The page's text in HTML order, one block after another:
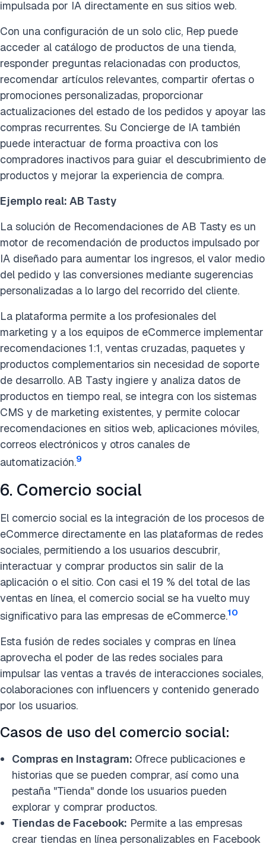
impulsada por IA directamente en sus sitios web.
Con una configuración de un solo clic, Rep puede
acceder al catálogo de productos de una tienda,
responder preguntas relacionadas con productos,
recomendar artículos relevantes, compartir ofertas o
promociones personalizadas, proporcionar
actualizaciones del estado de los pedidos y apoyar las
compras recurrentes. Su Concierge de IA también
puede interactuar de forma proactiva con los
compradores inactivos para guiar el descubrimiento de
productos y mejorar la experiencia de compra.
Ejemplo real: AB Tasty
La solución de Recomendaciones de AB Tasty es un
motor de recomendación de productos impulsado por
IA diseñado para aumentar los ingresos, el valor medio
del pedido y las conversiones mediante sugerencias
personalizadas a lo largo del recorrido del cliente.
La plataforma permite a los profesionales del
marketing y a los equipos de eCommerce implementar
recomendaciones 1:1, ventas cruzadas, paquetes y
productos complementarios sin necesidad de soporte
de desarrollo. AB Tasty ingiere y analiza datos de
productos en tiempo real, se integra con los sistemas
CMS y de marketing existentes, y permite colocar
recomendaciones en sitios web, aplicaciones móviles,
correos electrónicos y otros canales de
automatización.9
6. Comercio social
El comercio social es la integración de los procesos de
eCommerce directamente en las plataformas de redes
sociales, permitiendo a los usuarios descubrir,
interactuar y comprar productos sin salir de la
aplicación o el sitio. Con casi el 19 % del total de las
ventas en línea, el comercio social se ha vuelto muy
significativo para las empresas de eCommerce.10
Esta fusión de redes sociales y compras en línea
aprovecha el poder de las redes sociales para
impulsar las ventas a través de interacciones sociales,
colaboraciones con influencers y contenido generado
por los usuarios.
Casos de uso del comercio social:
Compras en Instagram: Ofrece publicaciones e
historias que se pueden comprar, así como una
pestaña "Tienda" donde los usuarios pueden
explorar y comprar productos.
Tiendas de Facebook: Permite a las empresas
crear tiendas en línea personalizables en Facebook